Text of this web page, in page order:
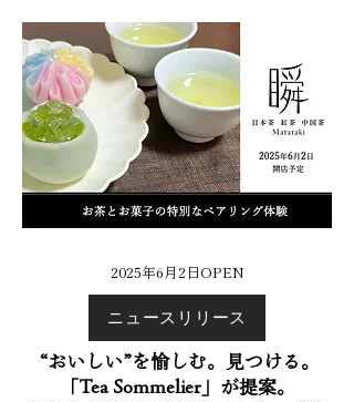
2025年6月2日OPEN
ニュースリリース
“おいしい”を愉しむ。見つける。
「Tea Sommelier」が提案。